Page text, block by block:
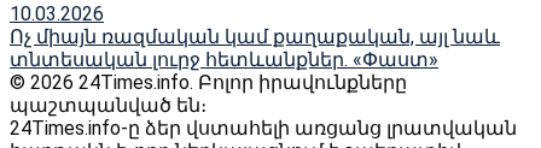
10.03.2026
Ոչ միայն ռազմական կամ քաղաքական, այլ նաև
տնտեսական լուրջ հետևանքներ. «Փաստ»
© 2026 24Times.info․ Բոլոր իրավունքները
պաշտպանված են։
24Times.info-ը ձեր վստահելի առցանց լրատվական